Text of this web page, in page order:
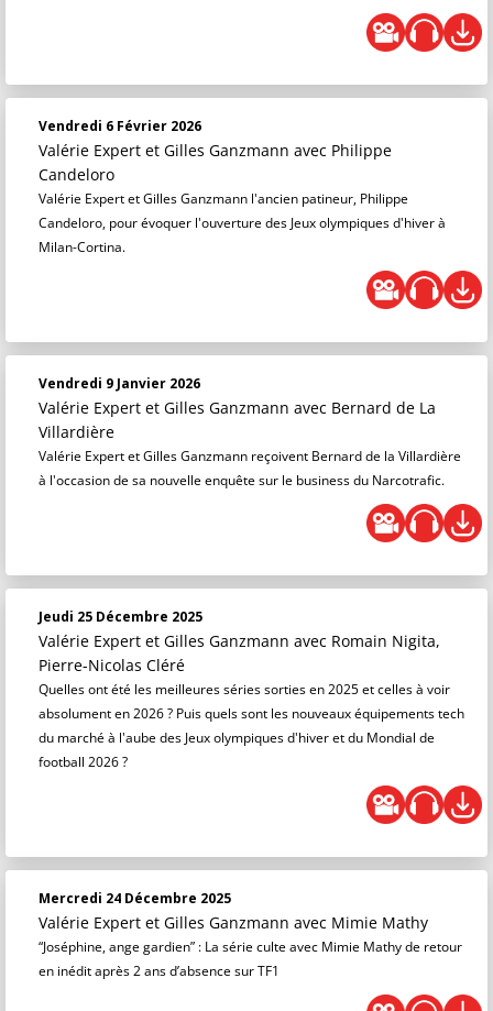
Vendredi 6 Février 2026
Valérie Expert et Gilles Ganzmann avec Philippe
Candeloro
Valérie Expert et Gilles Ganzmann l'ancien patineur, Philippe
Candeloro, pour évoquer l'ouverture des Jeux olympiques d'hiver à
Milan-Cortina.
Vendredi 9 Janvier 2026
Valérie Expert et Gilles Ganzmann avec Bernard de La
Villardière
Valérie Expert et Gilles Ganzmann reçoivent Bernard de la Villardière
à l'occasion de sa nouvelle enquête sur le business du Narcotrafic.
Jeudi 25 Décembre 2025
Valérie Expert et Gilles Ganzmann avec Romain Nigita,
Pierre-Nicolas Cléré
Quelles ont été les meilleures séries sorties en 2025 et celles à voir
absolument en 2026 ? Puis quels sont les nouveaux équipements tech
du marché à l'aube des Jeux olympiques d'hiver et du Mondial de
football 2026 ?
Mercredi 24 Décembre 2025
Valérie Expert et Gilles Ganzmann avec Mimie Mathy
“Joséphine, ange gardien” : La série culte avec Mimie Mathy de retour
en inédit après 2 ans d’absence sur TF1